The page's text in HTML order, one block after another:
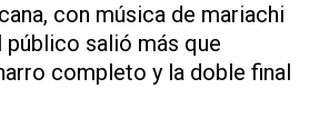
con música de mariachi
público salió más que
completo y la doble final